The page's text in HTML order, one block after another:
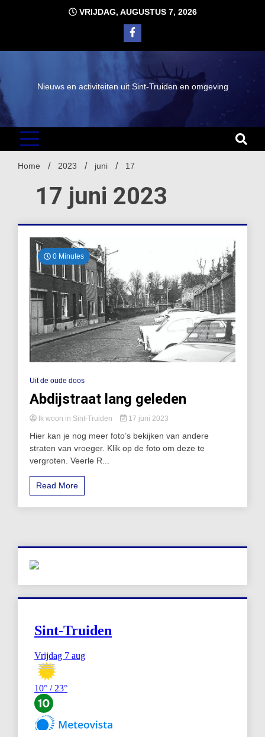
VRIJDAG, AUGUSTUS 7, 2026
Nieuws en activiteiten uit Sint-Truiden en omgeving
Home 2023 juni 17
17 juni 2023
0 Minutes
Uit de oude doos
Abdijstraat lang geleden
Ik woon in Sint-Truiden 17 juni 2023
Hier kan je nog meer foto’s bekijken van andere
straten van vroeger. Klik op de foto om deze te
vergroten. Veerle R...
Read More